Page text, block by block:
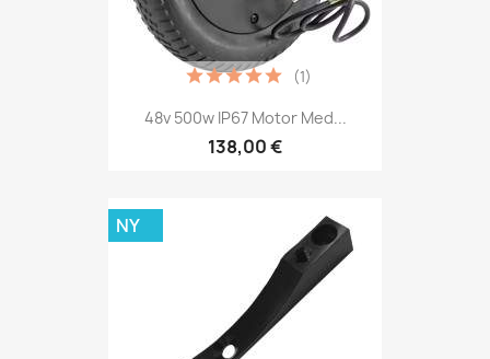
48v 500w IP67 Motor Med...
138,00 €
(1)
NY